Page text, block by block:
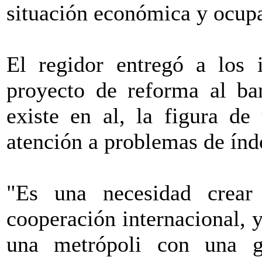
situación económica y
El regidor entregó a los
proyecto de reforma al
existe en al, la figura de
atención a problemas de
"Es una necesidad
cooperación internacional,
una metrópoli con una